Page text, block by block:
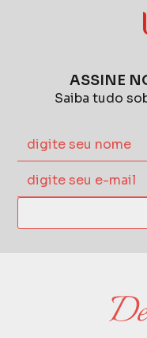
ASSINE
Saiba tudo